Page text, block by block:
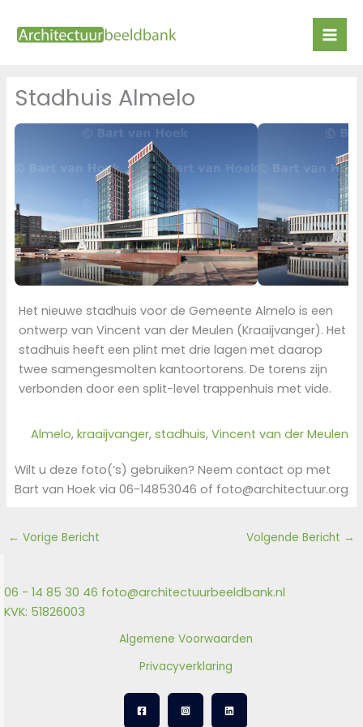
naar
Stadhuis Almelo
Het nieuwe stadhuis voor de Gemeente Almelo is een
ontwerp van Vincent van der Meulen (Kraaijvanger). Het
stadhuis heeft een plint met drie lagen met daarop
twee samengesmolten kantoortorens. De torens zijn
verbonden door een split-level trappenhuis met vide.
Almelo, kraaijvanger, stadhuis, Vincent van der Meulen
Wilt u deze foto(‘s) gebruiken? Neem contact op met
Bart van Hoek via 06-14853046 of foto@architectuur.org
← Vorige Bericht Volgende Bericht →
06 - 14 85 30 46 foto@architectuurbeeldbank.nl
KVK: 51826003
Algemene Voorwaarden
Privacyverklaring